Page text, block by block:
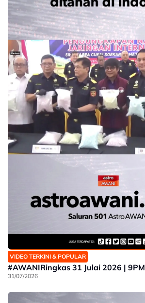
VIDEO TERKINI & POPULAR
#AWANIRingkas 31 Julai 2026 | 9PM
31/07/2026